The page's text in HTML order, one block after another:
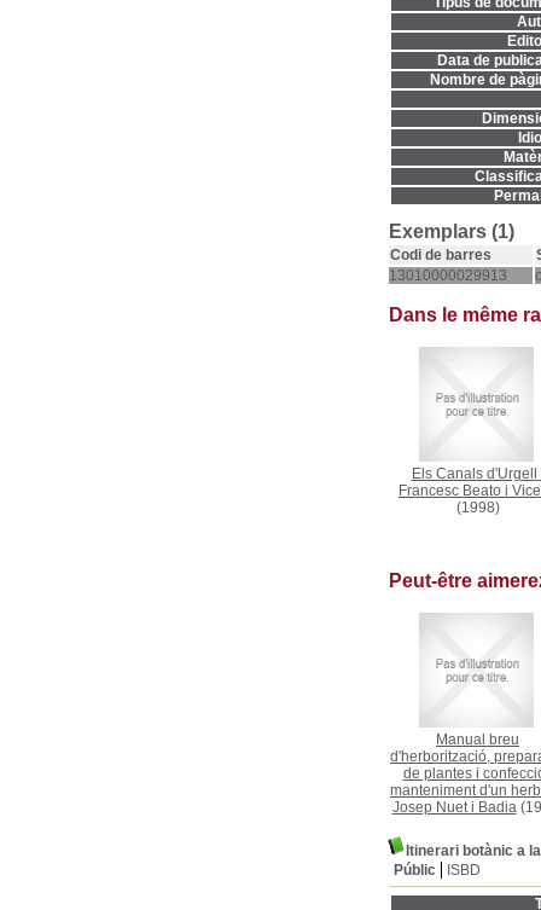
Data de
Nombre de
Exemplars (1)
Codi de barres
13010000029913
Dans le même
Els Canals d'Urgell
Francesc Beato i
(1998)
Peut-être
Manual breu
d'herborització,
de plantes i
manteniment d'un
Josep Nuet i Badia
Itinerari botànic a
Públic
ISBD